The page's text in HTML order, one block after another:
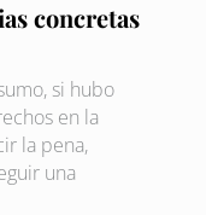
concretas
si hubo
en la
la pena,
una